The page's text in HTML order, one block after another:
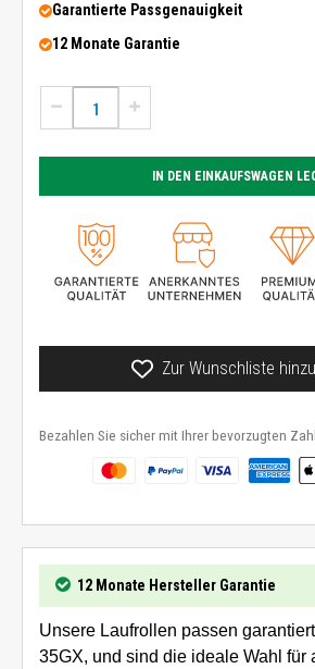
Garantierte Passgenauigkeit
12 Monate Garantie
IN DEN EINKAUFSWAGEN
Zur Wunschliste
Bezahlen Sie sicher mit Ihrer bevorzugten
12 Monate Hersteller Garantie
Unsere Laufrollen passen garantiert
35GX, und sind die ideale Wahl für